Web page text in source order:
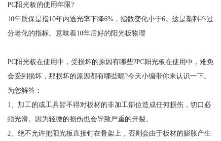
PC阳光板的使用年限?
10年质保是指10年内透光率下降6%，指数变化小于6。这是塑料不过
分老化的指标。意味着10年后好的阳光板物理
PC阳光板在使用中，受损坏的原因有哪些?PC阳光板在使用中，难免
会受到损坏，那损坏的原因都有哪些呢?今天小编带你来认识一下。
为您解答：
1、加工的或工具皆不得对板材的非加工部位造成任何损伤，切口必
须光滑。因为轻微的损伤也会导致严重的开裂。
2、绝不允许把阳光板直接钉在骨架上，否则会由于板材的膨胀产生